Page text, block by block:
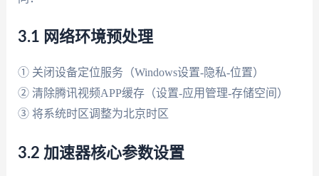
3.1 网络环境预处理
① 关闭设备定位服务（Windows设置-隐私-位置）
② 清除腾讯视频APP缓存（设置-应用管理-存储空间）
③ 将系统时区调整为北京时区
3.2 加速器核心参数设置